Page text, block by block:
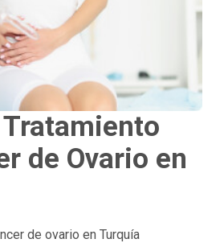
de Ovario en
de ovario en Turquía